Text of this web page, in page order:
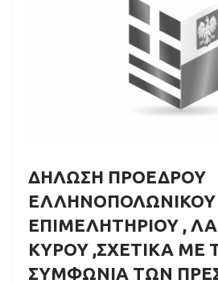
ΔΗΛΩΣΗ ΠΡΟΕΔΡΟΥ
ΕΛΛΗΝΟΠΟΛΩΝΙΚΟΥ
ΕΠΙΜΕΛΗΤΗΡΙΟΥ ,
ΚΥΡΟΥ ,ΣΧΕΤΙΚΑ ΜΕ
ΣΥΜΦΩΝΙΑ ΤΩΝ